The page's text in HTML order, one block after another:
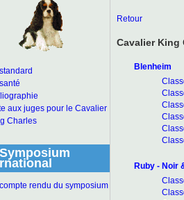
aux juges pour le Cavalier
Charles
rendu du symposium
Retour
Cavalier King
Blenheim
Ruby - Noir